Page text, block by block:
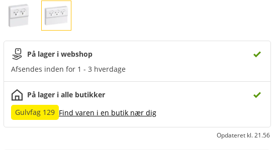
På lager i webshop
Afsendes inden for 1 - 3 hverdage
På lager i alle butikker
Gulvfag 129 Find varen i en butik nær dig
Opdateret kl. 21.56